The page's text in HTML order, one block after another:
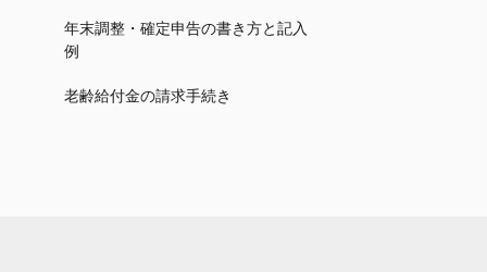
年末調整・確定申告の書き方と記入
例
老齢給付金の請求手続き